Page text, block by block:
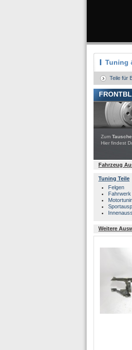
Tuning
Teile für
Zum
Hier findest
Fahrzeug
Tuning Teile
Felgen
Fahrwerk
Weitere